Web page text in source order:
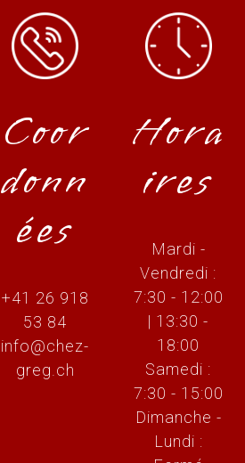
Coor
donn
ées
+41 26 918
53 84
info@chez-
greg.ch
Hora
ires
Mardi -
Vendredi :
7:30 - 12:00
| 13:30 -
18:00
Samedi :
7:30 - 15:00
Dimanche -
Lundi :